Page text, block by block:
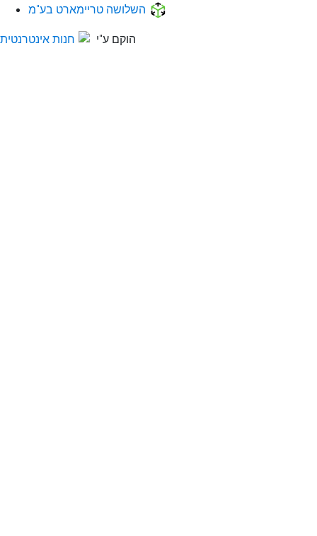
השלושה טריימארט בע"מ
הוקם ע"י חנות אינטרנטית